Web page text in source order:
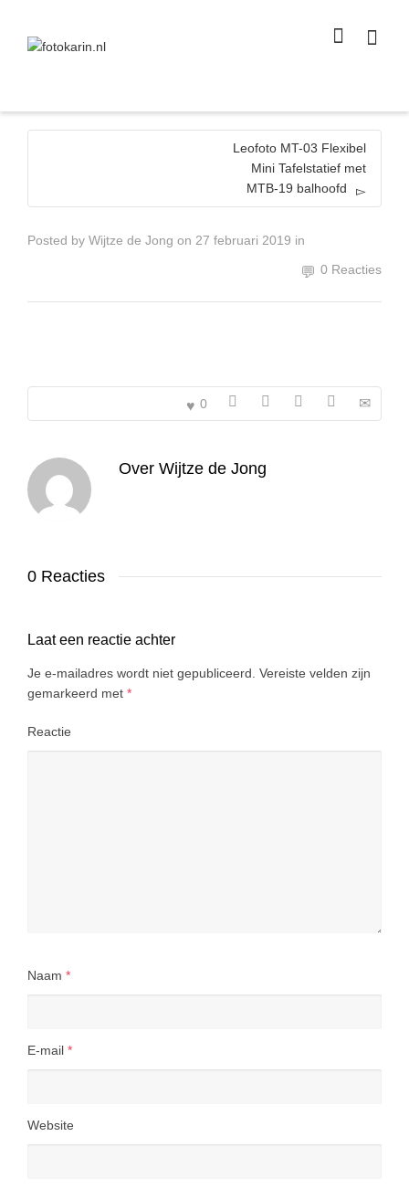
size
Super Search
Leofoto MT-03 Flexibel
Mini Tafelstatief met
MTB-19 balhoofd
Posted by Wijtze de Jong on 27 februari 2019 in
0 Reacties
0
Over Wijtze de Jong
0 Reacties
Laat een reactie achter
Je e-mailadres wordt niet gepubliceerd. Vereiste velden zijn
gemarkeerd met *
Reactie
Naam *
E-mail *
Website